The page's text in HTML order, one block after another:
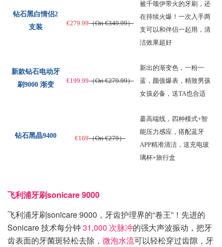
钻石黑白情侣2
支装
€279.99（Ori €349.99）
被千颂伊带火的牙刷，还
在持续火爆！一次入手两
支可以和伴侣一起用，清
洁效果超好
新款钻石电动牙
刷9000 渐变
€199.99（Ori €279.99）
新出的渐变色，一粉一
蓝，颜值爆表，精致男孩
女孩必备，送TA也合适
钻石黑晶9400 €169（Ori €279）
蕞高端线，四种模式+智
能压力感应，搭配蓝牙
APP精准清洁，送充电玻
璃杯+旅行盒
飞利浦牙刷sonicare 9000
飞利浦牙刷sonicare 9000，牙齿护理界的“卷王”！先进的
Sonicare 技术每分钟 31,000 次脉冲的强大声波振动，把牙
齿表面的牙菌斑轻松去除， 微泡水流可以轻松穿过齿隙，牙